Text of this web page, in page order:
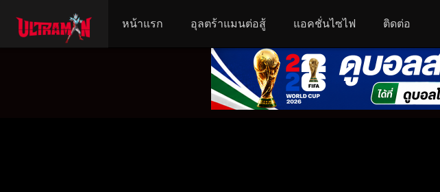
หน้าแรก อุลตร้าแมนต่อสู้ แอคชั่นไซไฟ ติดต่อ